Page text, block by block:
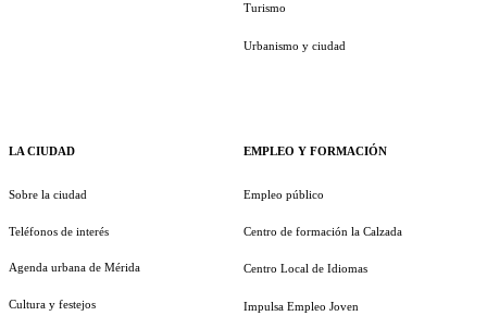
LA CIUDAD
Sobre la ciudad
Teléfonos de interés
Agenda urbana de Mérida
Cultura y festejos
Turismo
Urbanismo y ciudad
EMPLEO Y FORMACIÓN
Empleo público
Centro de formación la Calzada
Centro Local de Idiomas
Impulsa Empleo Joven